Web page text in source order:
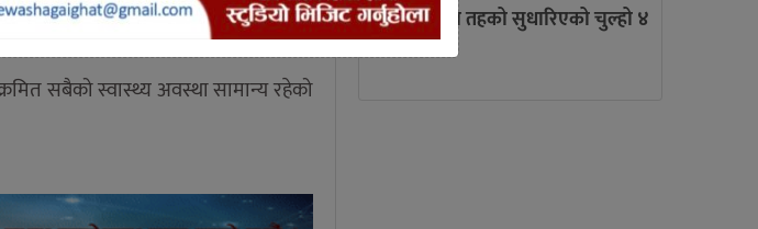
पुष्टि भएकामा २ महिनाका शिशु पनि छन्।
सबैको स्वास्थ्य अवस्था सामान्य रहेको
त्रियुगामा तिन तहको सुधारिएको चुल्हो ४
सय वितरण